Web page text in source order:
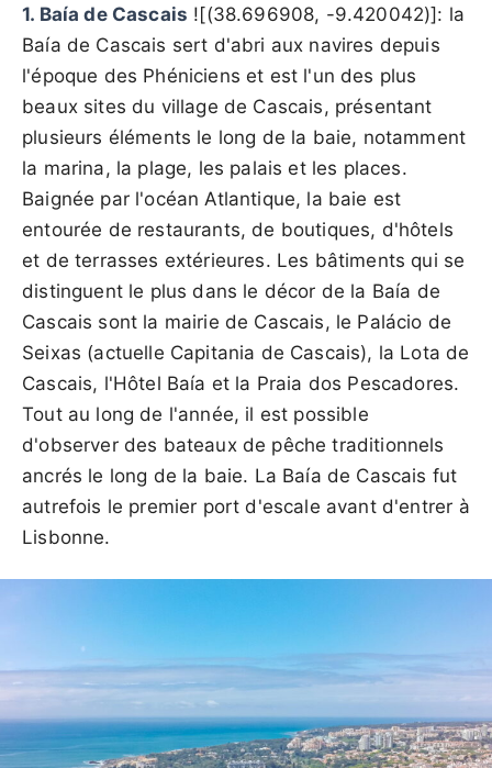
1. Baía de Cascais ![(38.696908, -9.420042)]: la
Baía de Cascais sert d'abri aux navires depuis
l'époque des Phéniciens et est l'un des plus
beaux sites du village de Cascais, présentant
plusieurs éléments le long de la baie, notamment
la marina, la plage, les palais et les places.
Baignée par l'océan Atlantique, la baie est
entourée de restaurants, de boutiques, d'hôtels
et de terrasses extérieures. Les bâtiments qui se
distinguent le plus dans le décor de la Baía de
Cascais sont la mairie de Cascais, le Palácio de
Seixas (actuelle Capitania de Cascais), la Lota de
Cascais, l'Hôtel Baía et la Praia dos Pescadores.
Tout au long de l'année, il est possible
d'observer des bateaux de pêche traditionnels
ancrés le long de la baie. La Baía de Cascais fut
autrefois le premier port d'escale avant d'entrer à
Lisbonne.